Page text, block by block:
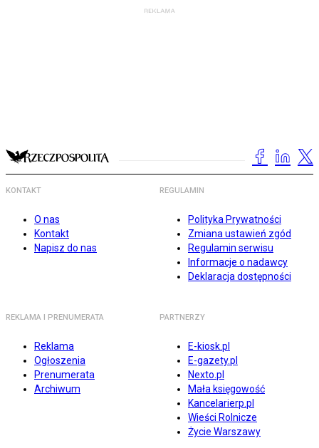
KONTAKT
O nas
Kontakt
Napisz do nas
REGULAMIN
Polityka Prywatności
Zmiana ustawień zgód
Regulamin serwisu
Informacje o nadawcy
Deklaracja dostępności
REKLAMA I PRENUMERATA
Reklama
Ogłoszenia
Prenumerata
Archiwum
PARTNERZY
E-kiosk.pl
E-gazety.pl
Nexto.pl
Mała księgowość
Kancelarierp.pl
Wieści Rolnicze
Życie Warszawy